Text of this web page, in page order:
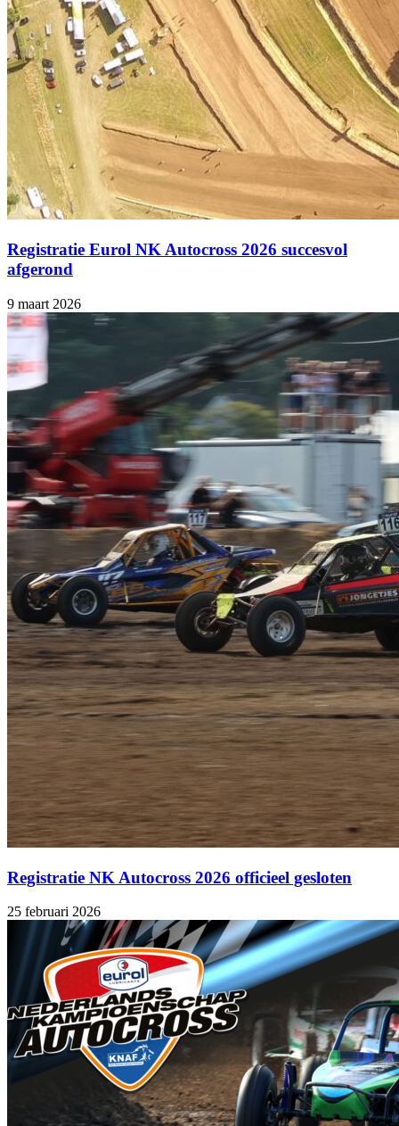
Registratie Eurol NK Autocross 2026 succesvol
afgerond
9 maart 2026
Registratie NK Autocross 2026 officieel gesloten
25 februari 2026